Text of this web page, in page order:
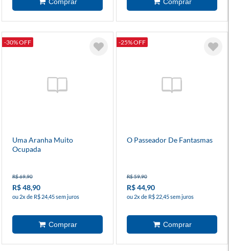
-30% OFF
Uma Aranha Muito
Ocupada
R$ 69,90
R$ 48,90
ou 2x de R$ 24,45 sem juros
-25% OFF
O Passeador De Fantasmas
R$ 59,90
R$ 44,90
ou 2x de R$ 22,45 sem juros